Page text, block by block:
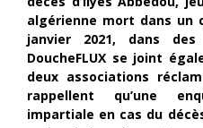
algérienne mort dans un
janvier 2021, dans des
DoucheFLUX se joint
deux associations
rappellent qu’une
impartiale en cas du